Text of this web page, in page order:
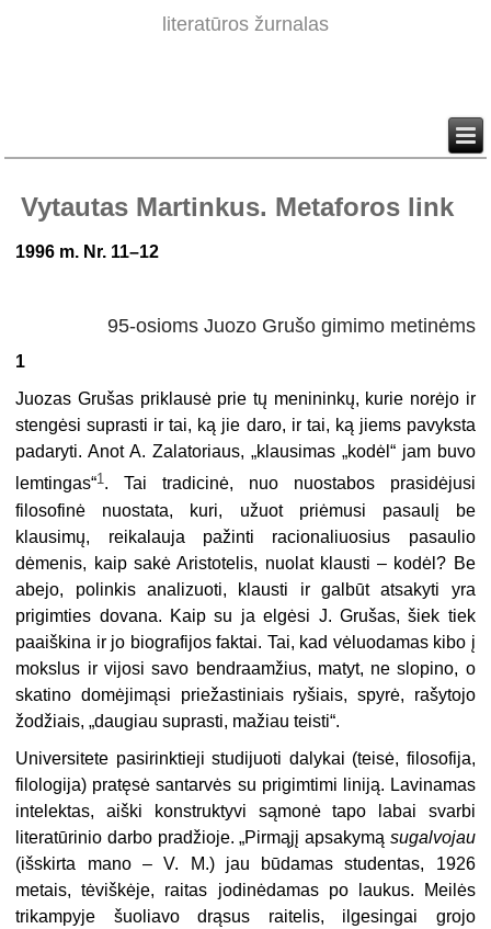
literatūros žurnalas
Vytautas Martinkus. Metaforos link
1996 m. Nr. 11–12
95-osioms Juozo Grušo gimimo metinėms
1
Juozas Grušas priklausė prie tų menininkų, kurie norėjo ir
stengėsi suprasti ir tai, ką jie daro, ir tai, ką jiems pavyksta
padaryti. Anot A. Za­latoriaus, „klausimas „kodėl“ jam buvo
lemtingas“1 . Tai tradicinė, nuo nuostabos prasidėjusi
filosofinė nuostata, kuri, užuot priėmusi pasaulį be
klausimų, reikalauja pažinti racionaliuosius pasaulio
dėmenis, kaip sakė Aristotelis, nuolat klausti – kodėl? Be
abejo, polinkis analizuoti, klausti ir galbūt atsakyti yra
prigimties dovana. Kaip su ja elgėsi J. Grušas, šiek tiek
paaiškina ir jo biografijos faktai. Tai, kad vėluodamas kibo į
mokslus ir vijosi savo bendraamžius, matyt, ne slopino, o
skatino domėjimąsi priežas­tiniais ryšiais, spyrė, rašytojo
žodžiais, „daugiau suprasti, mažiau teisti“.
Universitete pasirinktieji studijuoti dalykai (teisė, filosofija,
filologija) pratęsė santarvės su prigimtimi liniją. Lavinamas
intelektas, aiški konst­ruktyvi sąmonė tapo labai svarbi
literatūrinio darbo pradžioje. „Pirmąjį apsakymą sugalvojau
(išskirta mano – V. M.) jau būdamas studentas, 1926
metais, tėviškėje, raitas jodinėdamas po laukus. Meilės
trikampyje šuoliavo drąsus raitelis, ilgesingai grojo